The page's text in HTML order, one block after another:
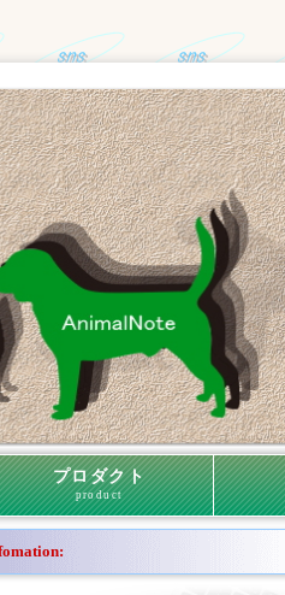
プロダクト
product